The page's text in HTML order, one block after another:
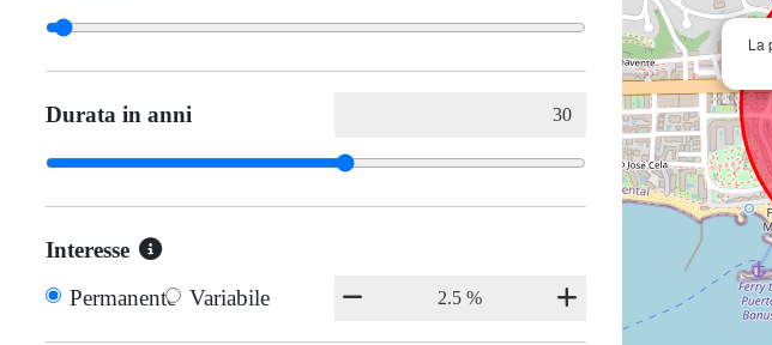
Durata in anni
Interesse
Permanente Variabile
La